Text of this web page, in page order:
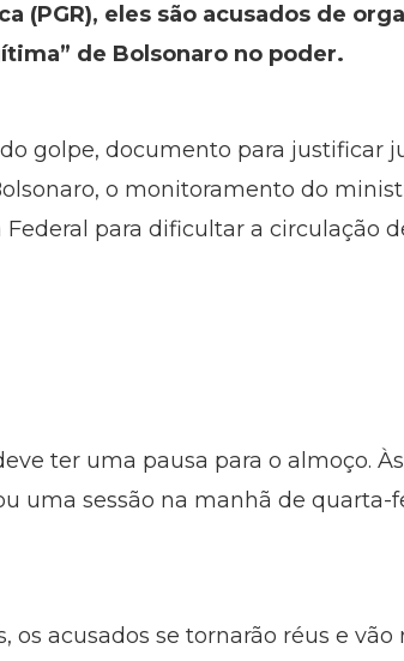
(PGR), eles são acusados de
de Bolsonaro no poder.
golpe, documento para justificar
o monitoramento do
para dificultar a circulação
ter uma pausa para o almoço. Às
sessão na manhã de quarta-
acusados se tornarão réus e vão